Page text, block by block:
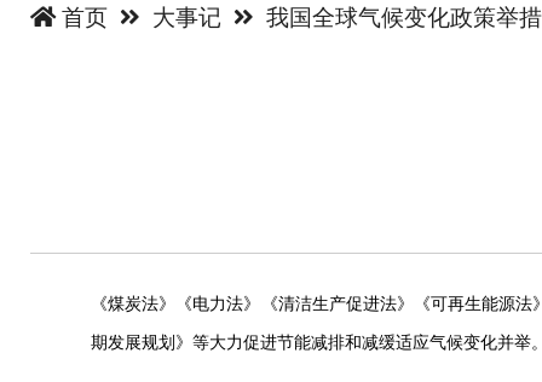
首页 大事记 我国全球气候变化政策举
《煤炭法》《电力法》《清洁生产促进法》《可再生能源
期发展规划》等大力促进节能减排和减缓适应气候变化并举